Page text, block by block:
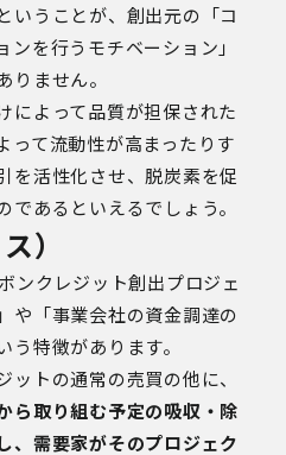
いうことが、創出元の「コ
を行うモチベーション」
りません。
によって品質が担保された
って流動性が高まったりす
を活性化させ、脱炭素を促
あるといえるでしょう。
）
ンクレジット創出プロジェ
や「事業会社の資金調達の
特徴があります。
トの通常の売買の他に、
ら取り組む予定の吸収・除
、需要家がそのプロジェク